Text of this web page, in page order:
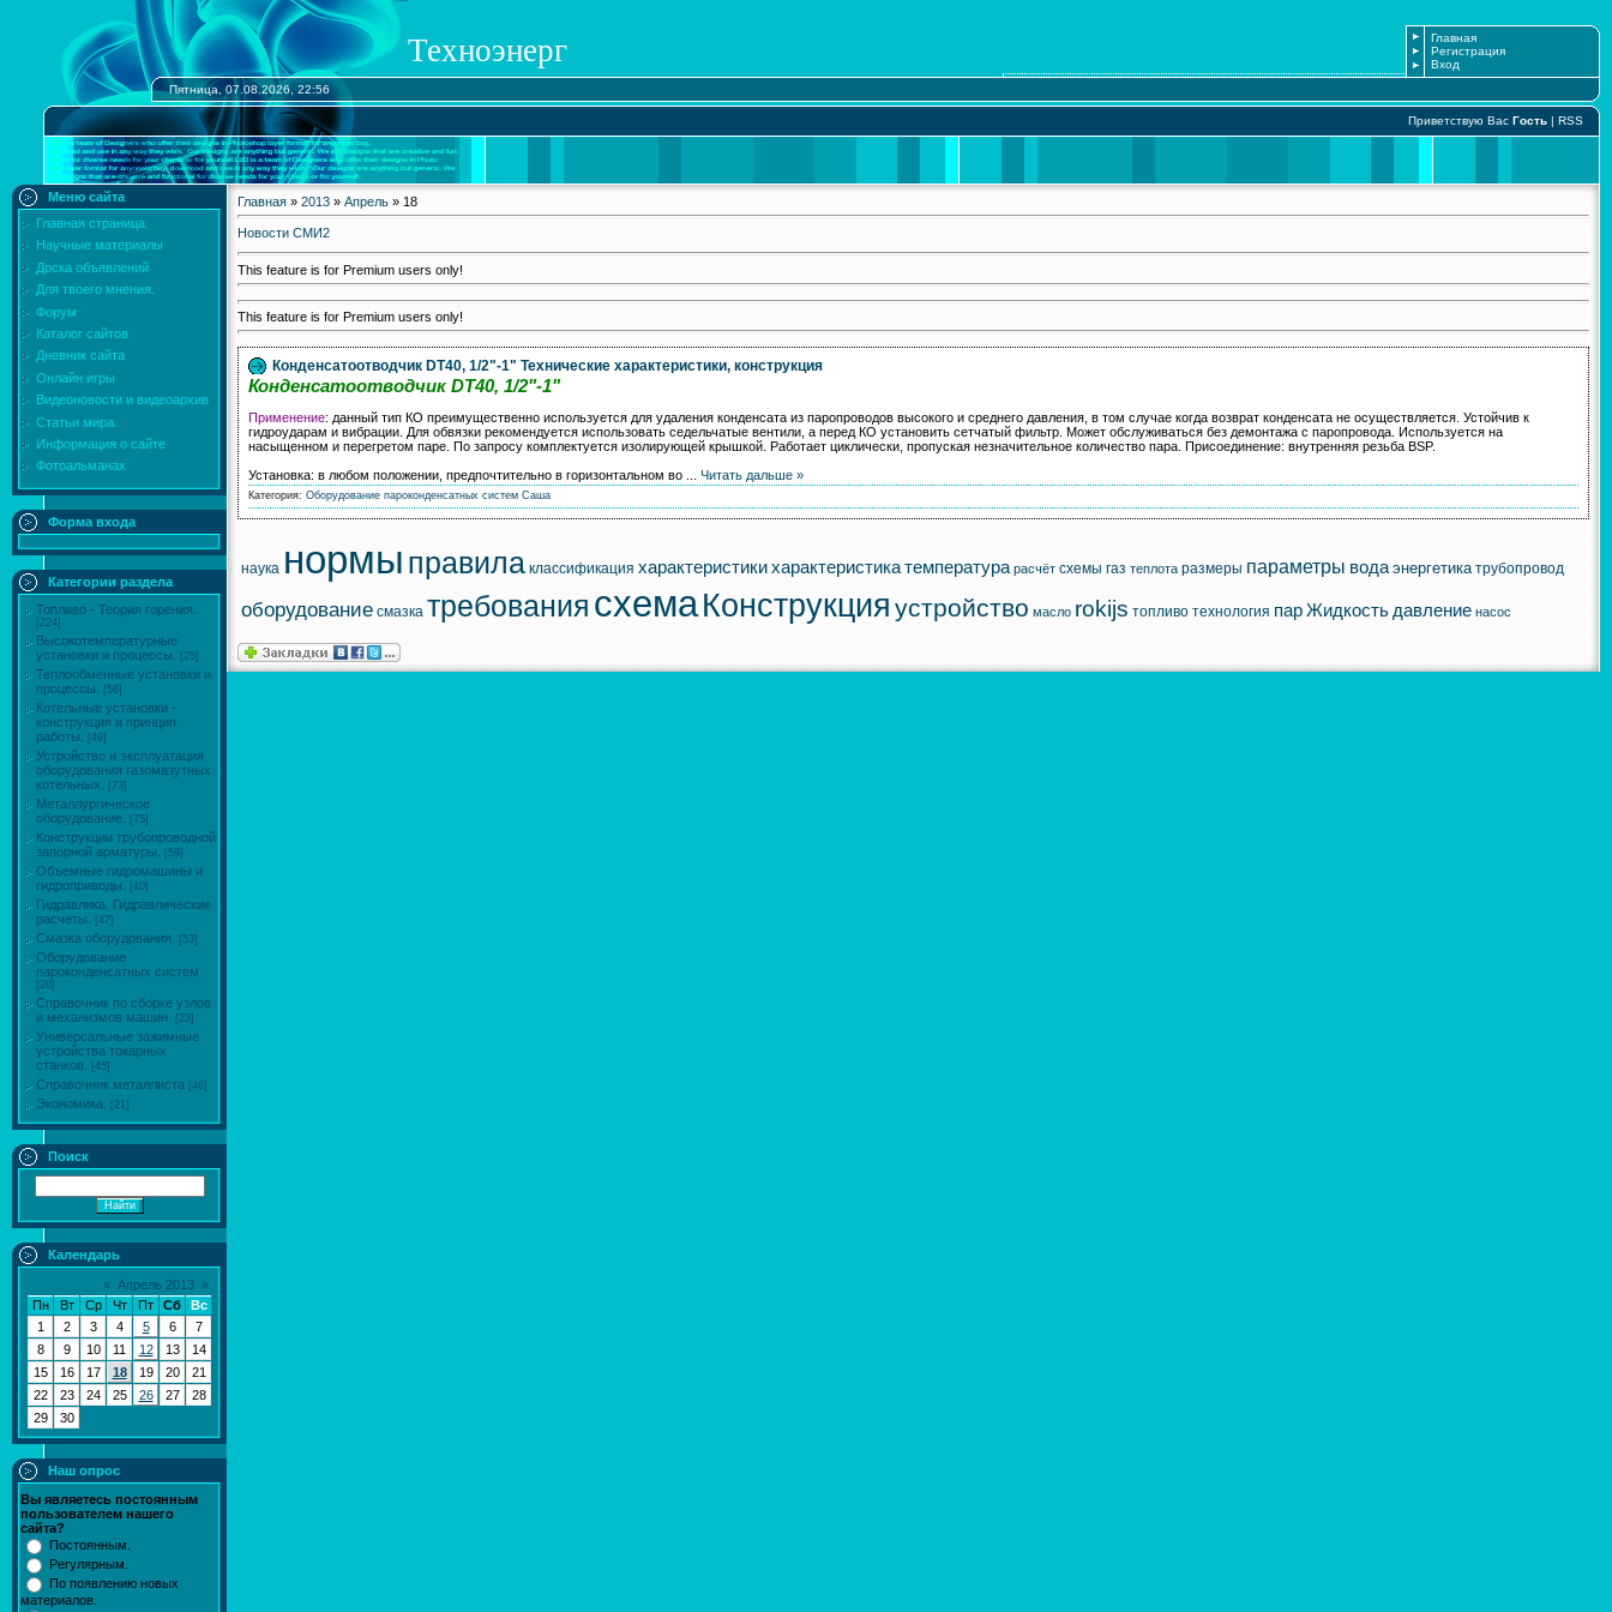
Техноэнерг
Главная
Регистрация
Вход
Пятница, 07.08.2026, 22:56
Приветствую Вас Гость | RSS
Меню сайта
Главная страница
Научные материалы
Доска объявлений
Для твоего мнения.
Форум
Каталог сайтов
Дневник сайта
Онлайн игры
Видеоновости и видеоархив
Статьи мира.
Информация о сайте
Фотоальманах
Форма входа
Категории раздела
Топливо - Теория горения.
[224]
Высокотемпературные
установки и процессы.
[25]
Теплообменные установки и
процессы.
[56]
Котельные установки -
конструкция и принцип
работы.
[49]
Устройство и эксплуатация
оборудования газомазутных
котельных.
[73]
Металлургическое
оборудование.
[75]
Конструкции трубопроводной
запорной арматуры.
[59]
Объемные гидромашины и
гидроприводы.
[40]
Гидравлика. Гидравлические
расчеты.
[47]
Смазка оборудования. [53]
Оборудование
пароконденсатных систем
[20]
Справочник по сборке узлов
и механизмов машин.
[23]
Универсальные зажимные
устройства токарных
станков.
[45]
Справочник металлиста [46]
Экономика. [21]
Поиск
Календарь
« Апрель 2013 »
Пн
Вт Ср Чт Пт Сб
Вс
1
2 3 4 5 6
7
8
9 10 11 12 13
14
15
16 17 18 19 20
21
22
23 24 25 26 27
28
29
30
Наш опрос
Вы являетесь постоянным
пользователем нашего
сайта?
Постоянным.
Регулярным.
По появлению новых
материалов.
Главная » 2013 » Апрель » 18
Новости СМИ2
This feature is for Premium users only!
This feature is for Premium users only!
Конденсатоотводчик DT40, 1/2"-1" Технические характеристики, конструкция
Конденсатоотводчик DT40, 1/2"-1"
Применение: данный тип КО преимущественно используется для удаления конденсата из паропроводов высокого и среднего давления, в том случае когда возврат конденсата не осуществляется. Устойчив к
гидроударам и вибрации. Для обвязки рекомендуется использовать седельчатые вентили, а перед КО установить сетчатый фильтр. Может обслуживаться без демонтажа с паропровода. Используется на
насыщенном и перегретом паре. По запросу комплектуется изолирующей крышкой. Работает циклически, пропуская незначительное количество пара. Присоединение: внутренняя резьба BSP.
Установка: в любом положении, предпочтительно в горизонтальном во
Читать дальше »
Категория: Оборудование пароконденсатных систем Саша
наука нормы правила классификация характеристикихарактеристикатемпература расчёт схемы газ теплота размеры параметры вода энергетика трубопровод
оборудование смазка требования схемаКонструкция устройство масло rokijs топливо технология парЖидкость давление насос